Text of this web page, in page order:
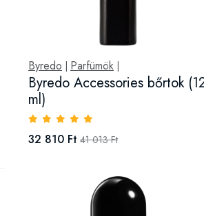
Byredo Parfümök
Byredo Accessories bőrtok
ml)
32 810 Ft 41 013 Ft